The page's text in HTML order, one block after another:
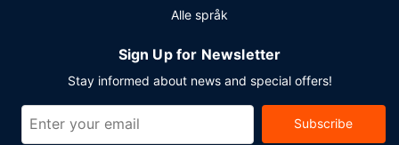
Alle språk
Sign Up for Newsletter
Stay informed about news and special offers!
Subscribe